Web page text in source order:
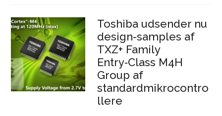
Toshiba udsender nu
design-samples af
TXZ+ Family
Entry‑Class M4H
Group af
standardmikrocontro
llere